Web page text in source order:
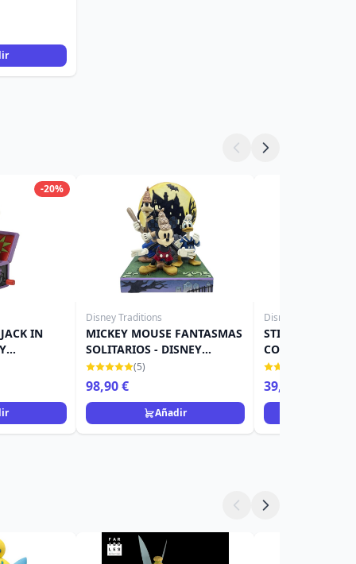
-20%
IN
Disney Traditions
MICKEY MOUSE FANTASMAS
SOLITARIOS - DISNEY
TRADITIONS
(5)
98,90 €
Añadir
Disney Traditions
STITCH COMO
CON JACK-O-
DISNEY
39,90 €